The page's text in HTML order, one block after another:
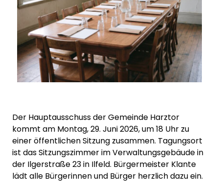
Der Hauptausschuss der Gemeinde Harztor
kommt am Montag, 29. Juni 2026, um 18 Uhr zu
einer öffentlichen Sitzung zusammen. Tagungsort
ist das Sitzungszimmer im Verwaltungsgebäude in
der Ilgerstraße 23 in Ilfeld. Bürgermeister Klante
lädt alle Bürgerinnen und Bürger herzlich dazu ein.